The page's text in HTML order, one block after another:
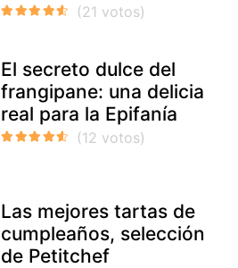
El secreto dulce del
frangipane: una delicia
real para la Epifanía
Las mejores tartas de
cumpleaños, selección
de Petitchef